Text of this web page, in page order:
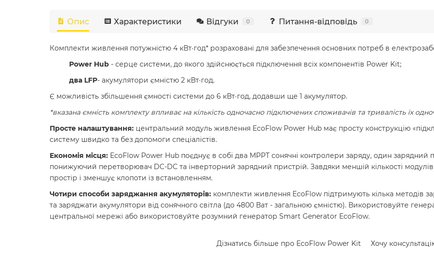
Опис Характеристики Відгуки 0 Питання-відповідь 0
Комплекти живлення потужністю 4 кВт·год* розраховані для забезпечення основних потреб в
Power Hub - серце системи, до якого здійснюється підключення всіх компонентів Power Kit;
два LFP- акумулятори ємністю 2 кВт·год.
Є можливість збільшення ємності системи до 6 кВт·год, додавши ще 1 акумулятор.
*вказана ємність комплекту впливає на кількість одночасно підключених споживачів та тривалість їх
Просте налаштування: центральний модуль живлення EcoFlow Power Hub має просту конструкцію
систему швидко та без допомоги спеціалістів.
Економія місця: EcoFlow Power Hub поєднує в собі два MPPT сонячні контролери заряду, один зарядний
понижуючий перетворювач DC-DC та інверторний зарядний пристрій. Завдяки меншій кількості
простір і зменшує клопоти із встановленням.
Чотири способи заряджання акумуляторів: комплекти живлення EcoFlow підтримують кілька методів
та заряджати акумулятори від сонячного світла (до 4800 Ват - загальною ємністю). Використовуйте
центральної мережі або використовуйте розумний генератор Smart Generator EcoFlow.
Дізнатись більше про EcoFlow Power Kit Хочу